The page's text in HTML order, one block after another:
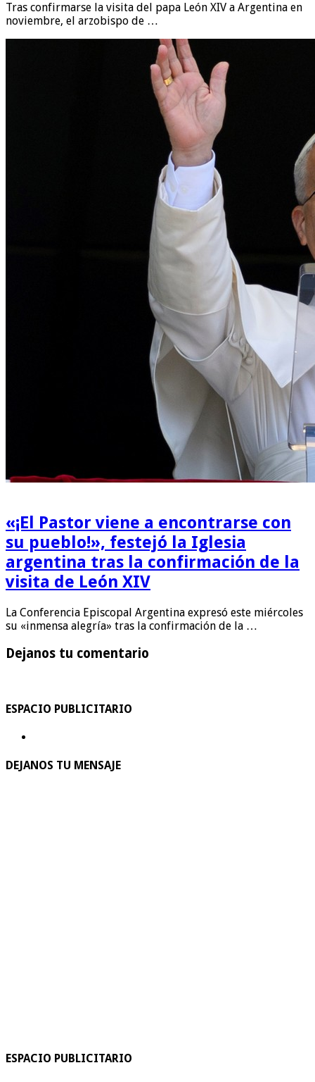
Tras confirmarse la visita del papa León XIV a Argentina en
noviembre, el arzobispo de …
«¡El Pastor viene a encontrarse con
su pueblo!», festejó la Iglesia
argentina tras la confirmación de la
visita de León XIV
La Conferencia Episcopal Argentina expresó este miércoles
su «inmensa alegría» tras la confirmación de la …
Dejanos tu comentario
ESPACIO PUBLICITARIO
DEJANOS TU MENSAJE
ESPACIO PUBLICITARIO